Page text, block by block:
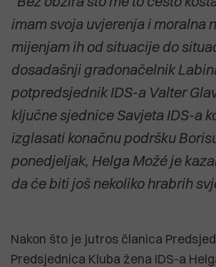
imam svoja uvjerenja i moralna
mijenjam ih od situacije do
dosadašnji gradonačelnik
potpredsjednik IDS-a Valter
ključne sjednice Savjeta IDS-a
izglasati konačnu podršku
ponedjeljak, Helga Možé je
da će biti još nekoliko hrabrih
Nakon što je jutros članica
Predsjednica Kluba žena IDS-a